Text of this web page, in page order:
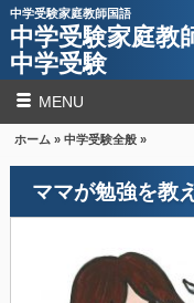
中学受験家庭教師国語
中学受験家庭教
中学受験
MENU
ホーム »中学受験全般 »
ママが勉強を教